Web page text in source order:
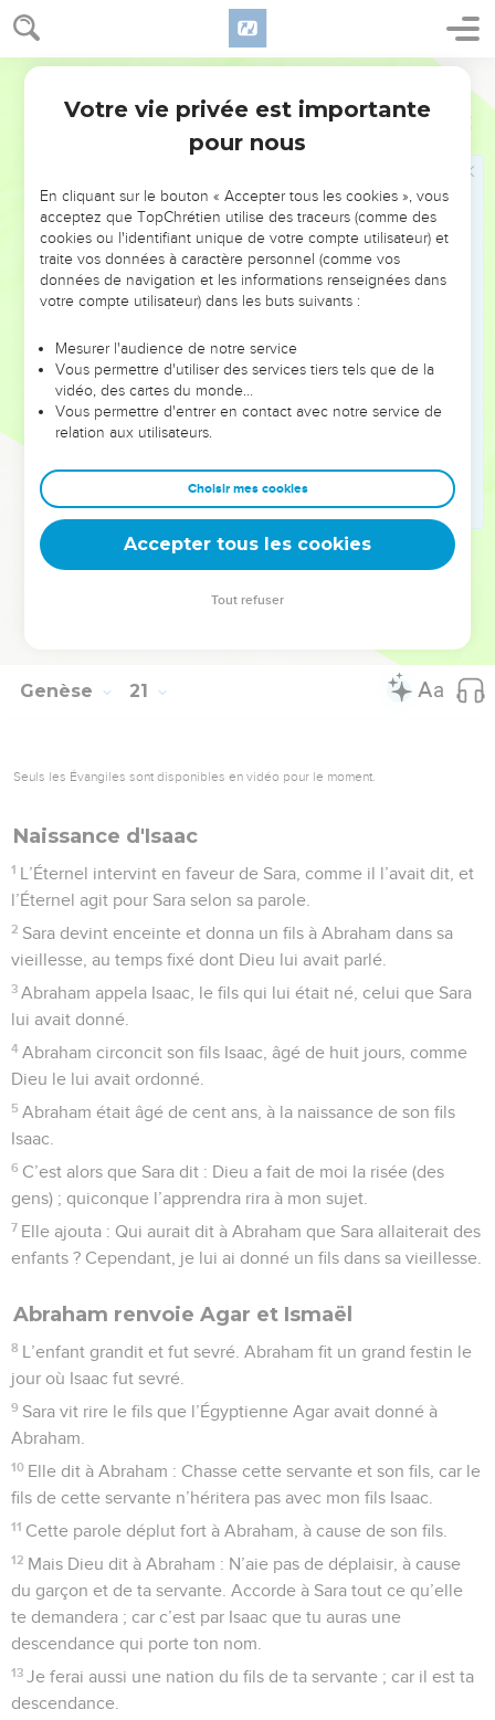
Genèse 20
à cause de ma femme.
De plus, il est vrai qu’elle est ma sœur, fille de mon père ;
seulement, elle n’est pas fille de ma mère et elle est
devenue ma femme.
Lorsque Dieu m’a fait errer loin de ma famille, j’ai dit (à
irons, de dire que je suis ton frère.
Abimélek prit du petit et du gros bétail, des serviteurs et
des servantes, et les donna à Abraham ; il lui rendit aussi sa
femme Sara.
Abimélek dit : Voici mon pays devant toi, habite où il te
plaira.
Il dit à Sara : Je donne à ton frère mille (pièces) d’argent ;
cela te sera un voile sur les yeux pour tous ceux qui sont
avec toi, ainsi ton honneur sera sauf.
servantes, et elles purent enfanter.
Car l’Éternel avait frappé de stérilité toute la maison
d’Abimélek, à cause de Sara, femme d’Abraham.
© Société biblique française – Bibli’O, 1978, avec autorisation. Pour vous procurer
Genèse 21
Seuls les Évangiles sont disponibles en vidéo pour le moment.
Naissance d'Isaac
1 L’Éternel intervint en faveur de Sara, comme il l’avait dit, et
l’Éternel agit pour Sara selon sa parole.
2 Sara devint enceinte et donna un fils à Abraham dans sa
vieillesse, au temps fixé dont Dieu lui avait parlé.
3 Abraham appela Isaac, le fils qui lui était né, celui que Sara
lui avait donné.
4 Abraham circoncit son fils Isaac, âgé de huit jours, comme
Dieu le lui avait ordonné.
5 Abraham était âgé de cent ans, à la naissance de son fils
Isaac.
6 C’est alors que Sara dit : Dieu a fait de moi la risée (des
gens) ; quiconque l’apprendra rira à mon sujet.
7 Elle ajouta : Qui aurait dit à Abraham que Sara allaiterait des
enfants ? Cependant, je lui ai donné un fils dans sa vieillesse.
Abraham renvoie Agar et Ismaël
8 L’enfant grandit et fut sevré. Abraham fit un grand festin le
jour où Isaac fut sevré.
9 Sara vit rire le fils que l’Égyptienne Agar avait donné à
Abraham.
10 Elle dit à Abraham : Chasse cette servante et son fils, car le
fils de cette servante n’héritera pas avec mon fils Isaac.
11 Cette parole déplut fort à Abraham, à cause de son fils.
12 Mais Dieu dit à Abraham : N’aie pas de déplaisir, à cause
du garçon et de ta servante. Accorde à Sara tout ce qu’elle
te demandera ; car c’est par Isaac que tu auras une
descendance qui porte ton nom.
13 Je ferai aussi une nation du fils de ta servante ; car il est ta
descendance.
Votre vie privée est importante
pour nous
En cliquant sur le bouton « Accepter tous les cookies », vous
acceptez que TopChrétien utilise des traceurs (comme des
cookies ou l'identifiant unique de votre compte utilisateur) et
traite vos données à caractère personnel (comme vos
données de navigation et les informations renseignées dans
votre compte utilisateur) dans les buts suivants :
Mesurer l'audience de notre service
Vous permettre d'utiliser des services tiers tels que de la
vidéo, des cartes du monde…
Vous permettre d'entrer en contact avec notre service de
relation aux utilisateurs.
Choisir mes cookies
Accepter tous les cookies
Tout refuser